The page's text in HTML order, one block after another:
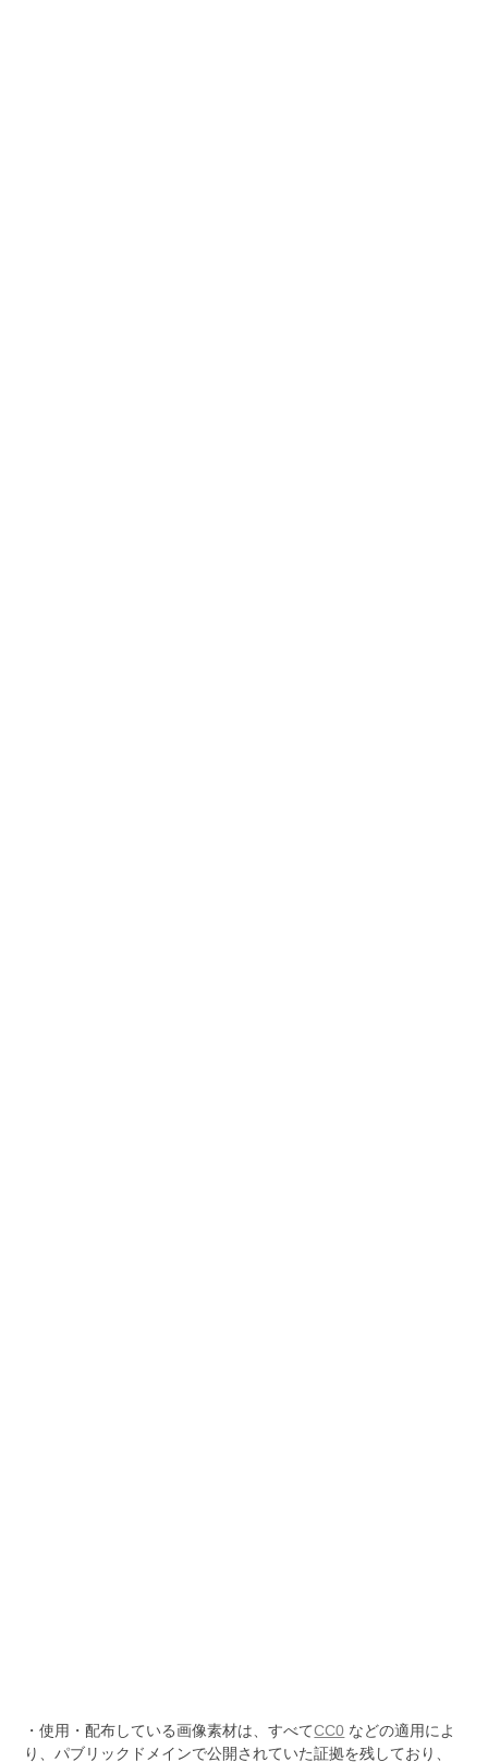
・使用・配布している画像素材は、すべてCC0 などの適用によ
り、パブリックドメインで公開されていた証拠を残しており、